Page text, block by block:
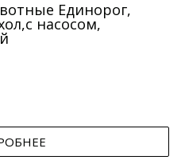
Единорог,
насосом,